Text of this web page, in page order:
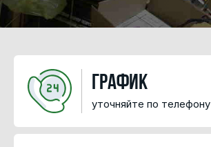
График
уточняйте по телефону